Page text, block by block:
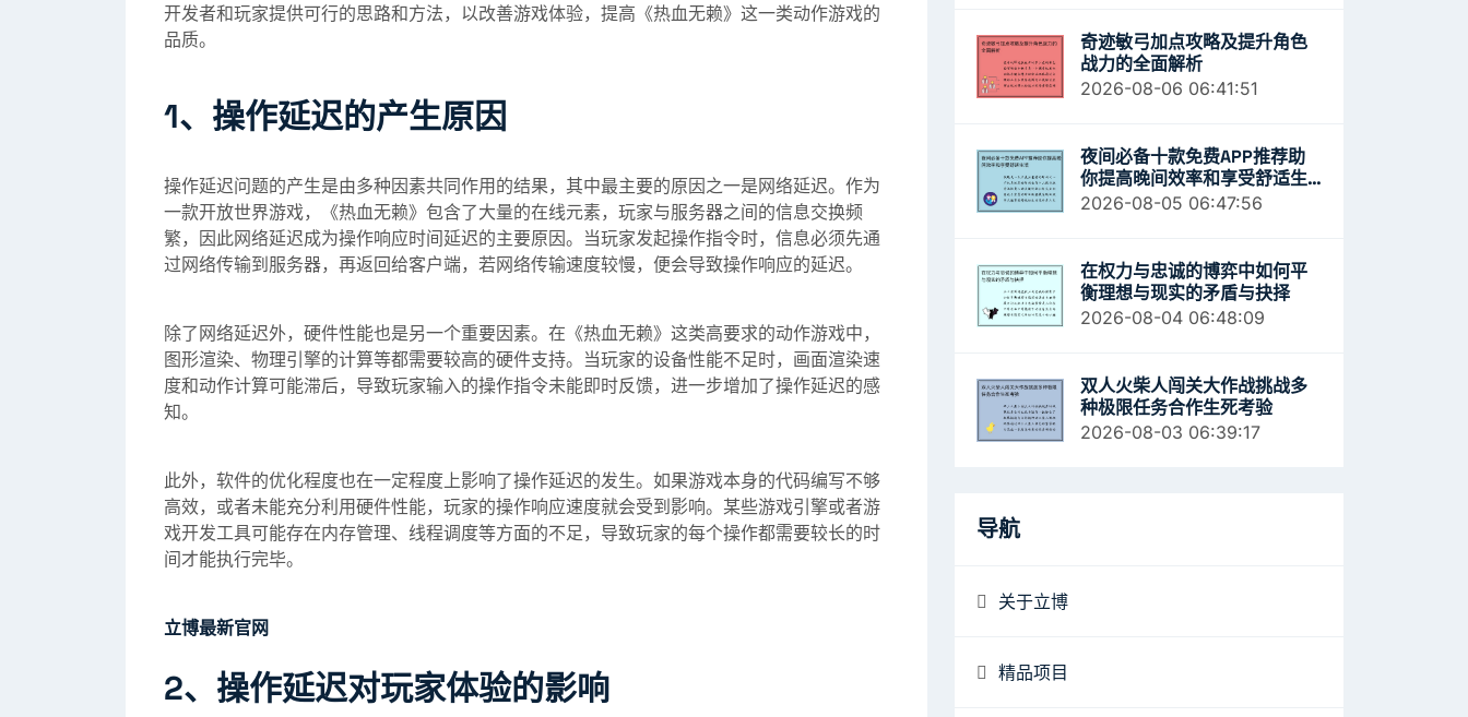
开发者和玩家提供可行的思路和方法，以改善游戏体验，提高《热血无赖》这一类动作游戏的
品质。
1、操作延迟的产生原因
操作延迟问题的产生是由多种因素共同作用的结果，其中最主要的原因之一是网络延迟。作为
一款开放世界游戏，《热血无赖》包含了大量的在线元素，玩家与服务器之间的信息交换频
繁，因此网络延迟成为操作响应时间延迟的主要原因。当玩家发起操作指令时，信息必须先通
过网络传输到服务器，再返回给客户端，若网络传输速度较慢，便会导致操作响应的延迟。
除了网络延迟外，硬件性能也是另一个重要因素。在《热血无赖》这类高要求的动作游戏中，
图形渲染、物理引擎的计算等都需要较高的硬件支持。当玩家的设备性能不足时，画面渲染速
度和动作计算可能滞后，导致玩家输入的操作指令未能即时反馈，进一步增加了操作延迟的感
知。
此外，软件的优化程度也在一定程度上影响了操作延迟的发生。如果游戏本身的代码编写不够
高效，或者未能充分利用硬件性能，玩家的操作响应速度就会受到影响。某些游戏引擎或者游
戏开发工具可能存在内存管理、线程调度等方面的不足，导致玩家的每个操作都需要较长的时
间才能执行完毕。
立博最新官网
2、操作延迟对玩家体验的影响
奇迹敏弓加点攻略及提升角色
战力的全面解析
2026-08-06 06:41:51
夜间必备十款免费APP推荐助
你提高晚间效率和享受舒适生
活
2026-08-05 06:47:56
在权力与忠诚的博弈中如何平
衡理想与现实的矛盾与抉择
2026-08-04 06:48:09
双人火柴人闯关大作战挑战多
种极限任务合作生死考验
2026-08-03 06:39:17
导航
关于立博
精品项目